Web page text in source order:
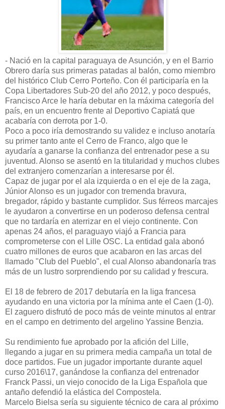
- Nació en la capital paraguaya de Asunción, y en el Barrio
Obrero daría sus primeras patadas al balón, como miembro
del histórico Club Cerro Porteño. Con él participaría en la
Copa Libertadores Sub-20 del año 2012, y poco después,
Francisco Arce le haría debutar en la máxima categoría del
país, en un encuentro frente al Deportivo Capiatá que
acabaría con derrota por 1-0.
Poco a poco iría demostrando su validez e incluso anotaría
su primer tanto ante el Cerro de Franco, algo que le
ayudaría a ganarse la confianza del entrenador pese a su
juventud. Alonso se asentó en la titularidad y muchos clubes
del extranjero comenzarían a interesarse por él.
Capaz de jugar por el ala izquierda o en el eje de la zaga,
Júnior Alonso es un jugador con tremenda bravura,
bregador, rápido y bastante cumplidor. Sus férreos marcajes
le ayudaron a convertirse en un poderoso defensa central
que no tardaría en aterrizar en el viejo continente. Con
apenas 24 años, el paraguayo viajó a Francia para
comprometerse con el Lille OSC. La entidad gala abonó
cuatro millones de euros que acabaron en las arcas del
llamado "Club del Pueblo", el cual Alonso abandonaría tras
más de un lustro sorprendiendo por su calidad y frescura.
El 18 de febrero de 2017 debutaría en la liga francesa
ayudando en una victoria por la mínima ante el Caen (1-0).
El zaguero disfrutó de poco más de veinte minutos al entrar
en el campo en detrimento del argelino Yassine Benzia.
Su rendimiento fue aprobado por la afición del Lille,
llegando a jugar en su primera media campaña un total de
doce partidos. Fue un jugador importante durante aquel
curso 2016\17, ganándose la confianza del entrenador
Franck Passi, un viejo conocido de la Liga Española que
antaño defendió la elástica del Compostela.
Marcelo Bielsa sería su siguiente técnico de cara al próximo